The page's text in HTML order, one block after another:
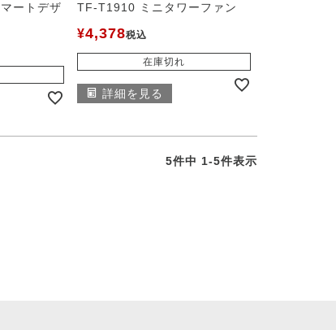
ートデザ
TF-T1910 ミニタワーファン
¥4,378税込
在庫切れ
詳細を見る
5件中 1-5件表示